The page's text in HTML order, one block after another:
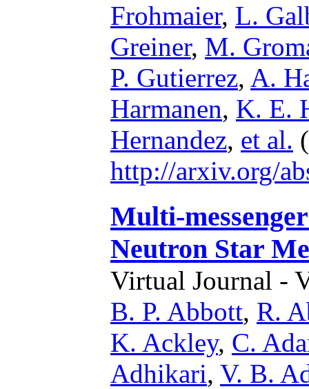
Frohmaier, L.
Greiner, M.
P. Gutierrez, A.
Harmanen, K. E.
Hernandez, et al.
http://arxiv.org/
Multi-
Neutron Star
Virtual Journal -
B. P. Abbott, R.
K. Ackley, C.
Adhikari, V. B.